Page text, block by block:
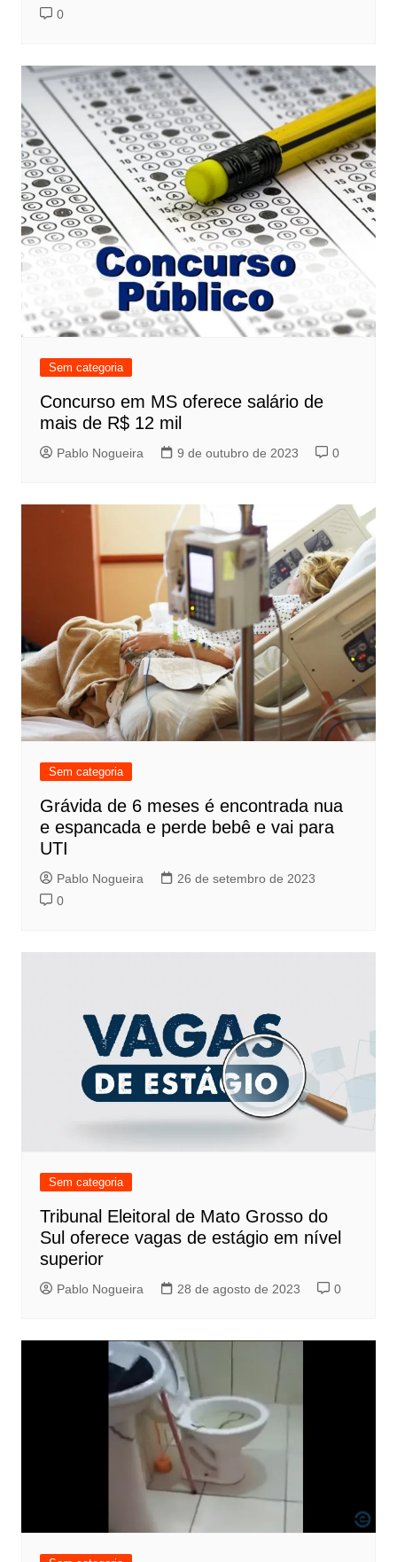
0
Sem categoria
Concurso em MS oferece salário de
mais de R$ 12 mil
Pablo Nogueira 9 de outubro de 2023 0
Sem categoria
Grávida de 6 meses é encontrada nua
e espancada e perde bebê e vai para
UTI
Pablo Nogueira
26 de setembro de 2023
0
Sem categoria
Tribunal Eleitoral de Mato Grosso do
Sul oferece vagas de estágio em nível
superior
Pablo Nogueira 28 de agosto de 2023 0